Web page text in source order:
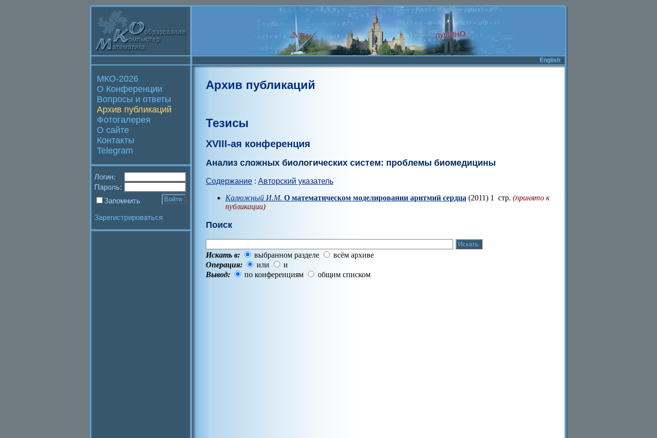
English
МКО-2026
О Конференции
Вопросы и ответы
Архив публикаций
Фотогалерея
О сайте
Контакты
Telegram
Логин:
Пароль:
Запомнить
Зарегистрироваться
Архив публикаций
Тезисы
XVIII-ая конференция
Анализ сложных биологических систем: проблемы биомедицины
Содержание : Авторский указатель
Калюжный И.М. О математическом моделировании аритмий сердца (2011) 1 стр. (принято к
публикации)
Поиск
Искать в: выбранном разделе
всём архиве
Операция:
или
и
Вывод:
по конференциям общим списком